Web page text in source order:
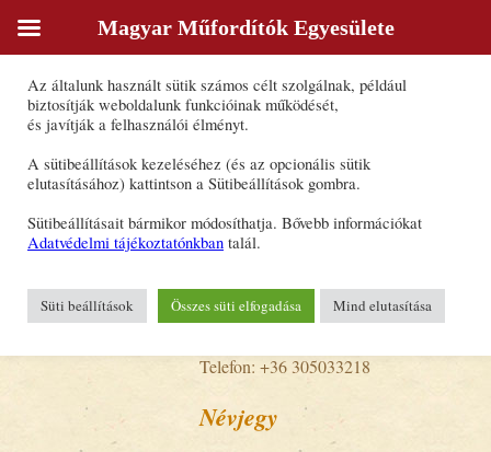
Nagy Nóra
német, olasz
Fordításon kívüli egyéb tevékenység:
- szerkesztés
- kontrollszerkesztés
Telefon: +36 305033218
Névjegy
Sütik
Az általunk használt sütik számos célt szolgálnak, például
biztosítják weboldalunk funkcióinak működését,
és javítják a felhasználói élményt.
A sütibeállítások kezeléséhez (és az opcionális sütik
elutasításához) kattintson a Sütibeállítások gombra.
Sütibeállításait bármikor módosíthatja. Bővebb információkat
Adatvédelmi tájékoztatónkban talál.
Süti beállítások Összes süti elfogadása Mind elutasítása
Magyar Műfordítók Egyesülete